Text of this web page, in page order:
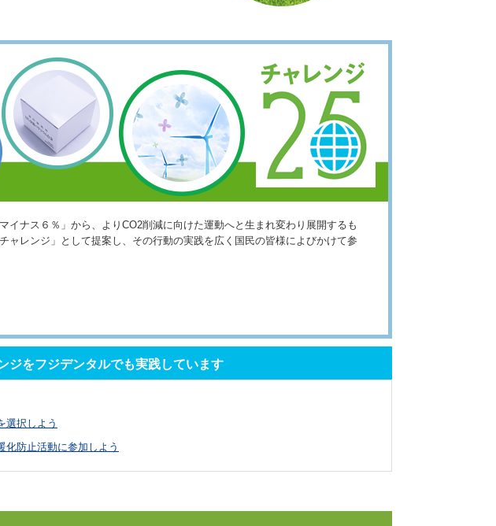
イナス６％」から、よりCO2削減に向けた運動へと生まれ変わり展開するも
レンジ」として提案し、その行動の実践を広く国民の皆様によびかけて参
ジをフジデンタルでも実践しています
選択しよう
化防止活動に参加しよう